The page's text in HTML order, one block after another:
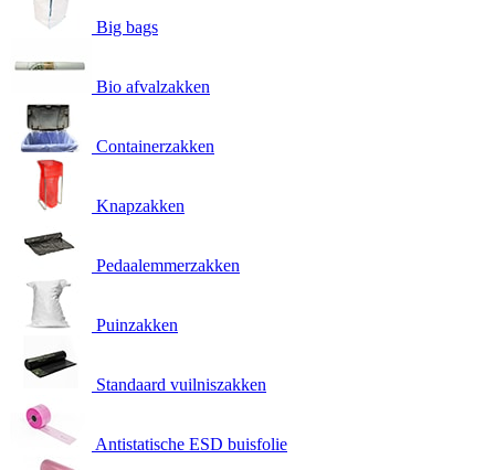
Big bags
Bio afvalzakken
Containerzakken
Knapzakken
Pedaalemmerzakken
Puinzakken
Standaard vuilniszakken
Antistatische ESD buisfolie